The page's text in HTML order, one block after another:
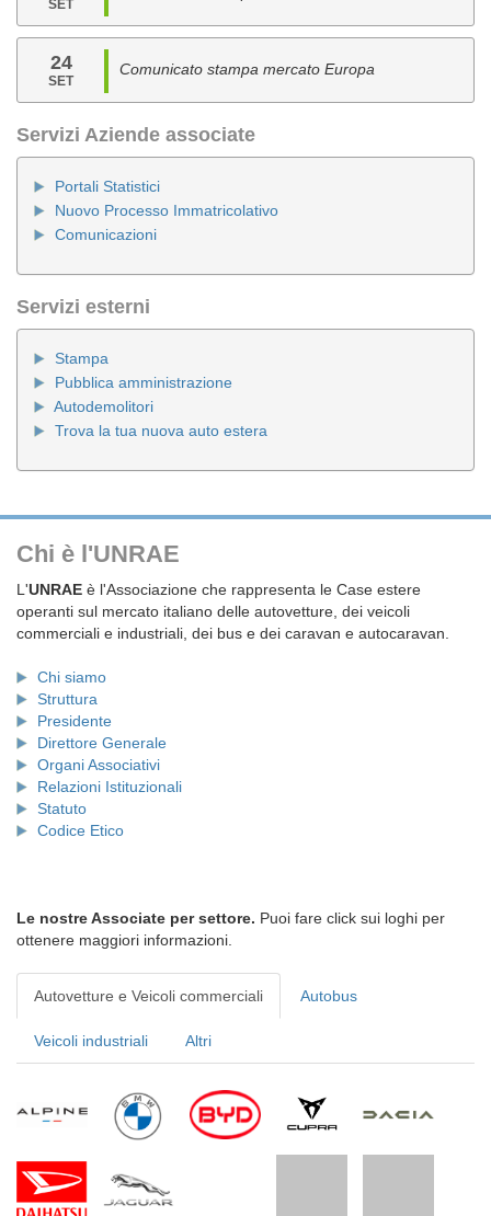
SET
24
SET
Comunicato stampa mercato Europa
Servizi Aziende associate
Portali Statistici
Nuovo Processo Immatricolativo
Comunicazioni
Servizi esterni
Stampa
Pubblica amministrazione
Autodemolitori
Trova la tua nuova auto estera
Chi è l'UNRAE
L'UNRAE è l'Associazione che rappresenta le Case estere
operanti sul mercato italiano delle autovetture, dei veicoli
commerciali e industriali, dei bus e dei caravan e autocaravan.
Chi siamo
Struttura
Presidente
Direttore Generale
Organi Associativi
Relazioni Istituzionali
Statuto
Codice Etico
Le nostre Associate per settore. Puoi fare click sui loghi per
ottenere maggiori informazioni.
Autovetture e Veicoli commerciali Autobus
Veicoli industriali Altri